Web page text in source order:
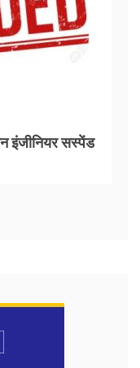
इंजीनियर सस्पेंड